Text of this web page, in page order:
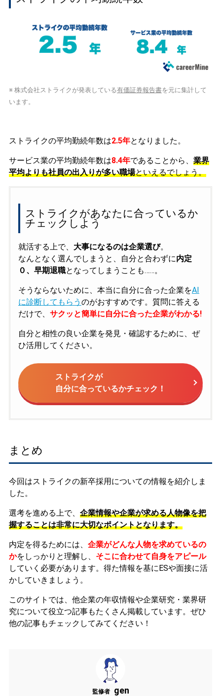
※ 株式会社ストライクが発表している有価証券報告書を元に集計して
います。
ストライクの平均勤続年数は2.5年となりました。
サービス業の平均勤続年数は8.4年であることから、 業界
平均よりも社員の出入りが多い職場といえるでしょう。
ストライクがあなたに合っているか
チェックしよう
就活する上で、 大事になるのは企業選び。
なんとなく選んでしまうと、自分と合わずに内定
０、早期退職となってしまうことも……。
そうならないために、本当に自分に合った企業をAI
に診断してもらう のがおすすめです。質問に答える
だけで、 サクッと簡単に自分に合った企業がわかる!
自分と相性の良い企業を発見・確認するために、ぜ
ひ活用してください。
ストライクが
自分に合っているかチェック！
まとめ
今回はストライクの新卒採用についての情報を紹介しま
した。
選考を進める上で、 企業情報や企業が求める人物像を把
握することは非常に大切なポイントとなります。
内定を得るためには、 企業がどんな人物を求めているの
かをしっかりと理解し、 そこに合わせて自身をアピール
していく必要があります。 得た情報を基にESや面接に活
かしていきましょう。
このサイトでは、他企業の年収情報や企業研究・業界研
究について役立つ記事もたくさん掲載しています。ぜひ
他の記事もチェックしてみてください！
監修者 gen